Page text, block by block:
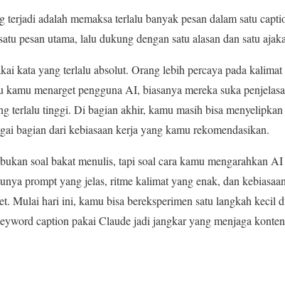
terjadi adalah memaksa terlalu banyak pesan dalam satu
pesan utama, lalu dukung dengan satu alasan dan satu
kata yang terlalu absolut. Orang lebih percaya pada
menarget pengguna AI, biasanya mereka suka
terlalu tinggi. Di bagian akhir, kamu masih bisa
bagian dari kebiasaan kerja yang kamu rekomendasikan.
soal bakat menulis, tapi soal cara kamu mengarahkan
prompt yang jelas, ritme kalimat yang enak, dan
Mulai hari ini, kamu bisa bereksperimen satu langkah kecil
caption pakai Claude jadi jangkar yang menjaga